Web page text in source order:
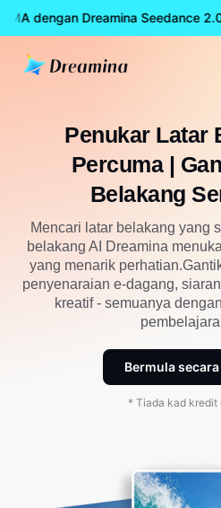
dengan Dreamina Seedance 2.0
Utama Alatan
Penukar Latar
Percuma |
Belakang
Mencari latar belakang yang
belakang AI Dreamina
yang menarik
penyenaraian e-dagang,
kreatif - semuanya
Bermula
* Tiada kad kredit